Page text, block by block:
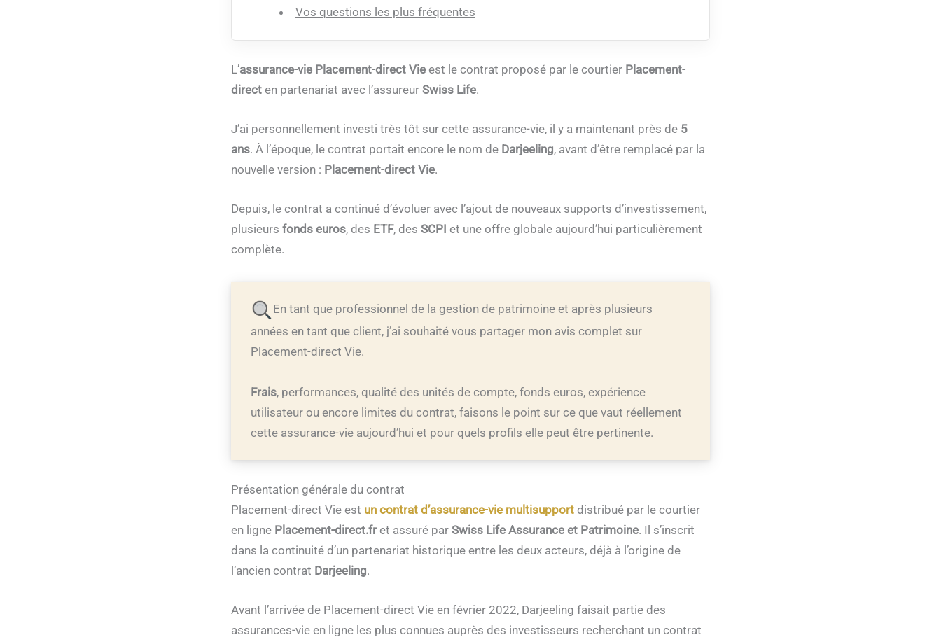
Vos questions les plus fréquentes
L’assurance-vie Placement-direct Vie est le contrat proposé par le courtier Placement-
direct en partenariat avec l’assureurSwiss Life.
J’ai personnellement investi très tôt sur cette assurance-vie, il y a maintenant près de 5
ans. À l’époque, le contrat portait encore le nom de Darjeeling, avant d’être remplacé par la
nouvelle version : Placement-direct Vie.
Depuis, le contrat a continué d’évoluer avec l’ajout de nouveaux supports d’investissement,
plusieursfonds euros, des ETF, desSCPI et une offre globale aujourd’hui particulièrement
complète.
En tant que professionnel de la gestion de patrimoine et après plusieurs
années en tant que client, j’ai souhaité vous partager mon avis complet sur
Placement-direct Vie.
Frais, performances, qualité des unités de compte, fonds euros, expérience
utilisateur ou encore limites du contrat, faisons le point sur ce que vaut réellement
cette assurance-vie aujourd’hui et pour quels profils elle peut être pertinente.
Présentation générale du contrat
Placement-direct Vie est un contrat d’assurance-vie multisupport distribué par le courtier
en ligne Placement-direct.fret assuré parSwiss Life Assurance et Patrimoine. Il s’inscrit
dans la continuité d’un partenariat historique entre les deux acteurs, déjà à l’origine de
l’ancien contrat Darjeeling.
Avant l’arrivée de Placement-direct Vie en février 2022, Darjeeling faisait partie des
assurances-vie en ligne les plus connues auprès des investisseurs recherchant un contrat